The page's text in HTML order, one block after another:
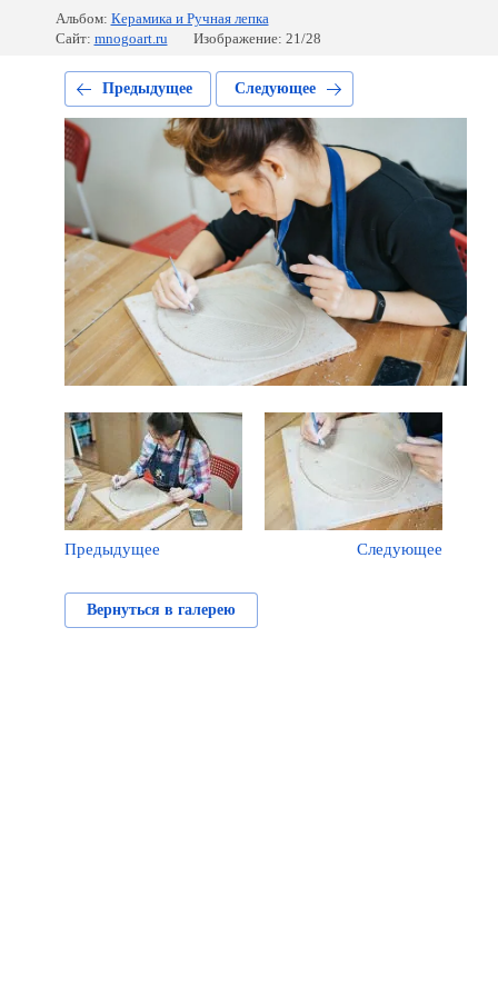
Альбом: Керамика и Ручная лепка
Сайт: mnogoart.ru Изображение: 21/28
Предыдущее Следующее
Предыдущее Следующее
Вернуться в галерею